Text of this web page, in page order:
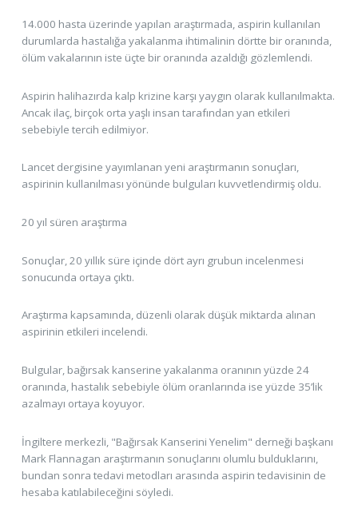
14.000 hasta üzerinde yapılan araştırmada, aspirin kullanılan
durumlarda hastalığa yakalanma ihtimalinin dörtte bir oranında,
ölüm vakalarının iste üçte bir oranında azaldığı gözlemlendi.
Aspirin halihazırda kalp krizine karşı yaygın olarak kullanılmakta.
Ancak ilaç, birçok orta yaşlı insan tarafından yan etkileri
sebebiyle tercih edilmiyor.
Lancet dergisine yayımlanan yeni araştırmanın sonuçları,
aspirinin kullanılması yönünde bulguları kuvvetlendirmiş oldu.
20 yıl süren araştırma
Sonuçlar, 20 yıllık süre içinde dört ayrı grubun incelenmesi
sonucunda ortaya çıktı.
Araştırma kapsamında, düzenli olarak düşük miktarda alınan
aspirinin etkileri incelendi.
Bulgular, bağırsak kanserine yakalanma oranının yüzde 24
oranında, hastalık sebebiyle ölüm oranlarında ise yüzde 35’lik
azalmayı ortaya koyuyor.
İngiltere merkezli, "Bağırsak Kanserini Yenelim" derneği başkanı
Mark Flannagan araştırmanın sonuçlarını olumlu bulduklarını,
bundan sonra tedavi metodları arasında aspirin tedavisinin de
hesaba katılabileceğini söyledi.